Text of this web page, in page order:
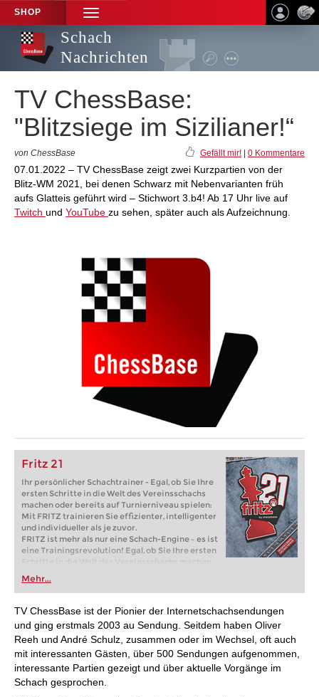
SHOP
TOGGLE
NAVIGATION
Schach
Nachrichten
TV ChessBase:
"Blitzsiege im Sizilianer!“
von ChessBase Gefällt mir! 0 Kommentare
07.01.2022 – TV ChessBase zeigt zwei Kurzpartien von der
Blitz-WM 2021, bei denen Schwarz mit Nebenvarianten früh
aufs Glatteis geführt wird – Stichwort 3.b4! Ab 17 Uhr live auf
Twitch und YouTube zu sehen, später auch als Aufzeichnung.
Fritz 21
Ihr persönlicher Schachtrainer - Egal, ob Sie Ihre
ersten Schritte in die Welt des Vereinsschachs
machen oder bereits auf Turnierniveau spielen:
Mit FRITZ trainieren Sie effizienter, intelligenter
und individueller als je zuvor.
FRITZ ist mehr als nur eine Schach-Engine – es ist
eine Trainingsrevolution! Egal, ob Sie Ihre ersten
Schritte in die Welt des Vereinsschachs machen
oder bereits auf Turnierniveau spielen: Mit
FRITZ trainieren Sie effizienter, intelligenter und
individueller als je zuvor.
Mehr...
TV ChessBase ist der Pionier der Internetschachsendungen
und ging erstmals 2003 au Sendung. Seitdem haben Oliver
Reeh und André Schulz, zusammen oder im Wechsel, oft auch
mit interessanten Gästen, über 500 Sendungen aufgenommen,
interessante Partien gezeigt und über aktuelle Vorgänge im
Schach gesprochen.